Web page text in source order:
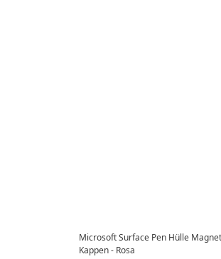
Microsoft Surface Pen Hülle
Kappen - Rosa